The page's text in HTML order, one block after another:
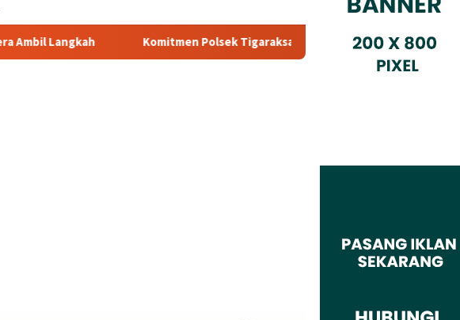
Komitmen Polsek Tigaraksa Tindak Tegas Peredaran Obat Ilegal, Dua Pelaku